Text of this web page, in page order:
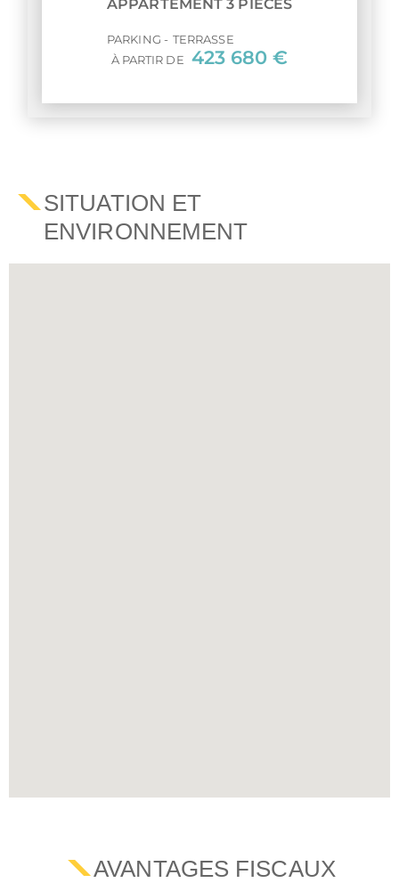
APPARTEMENT 3 PIÈCES
PARKING
TERRASSE
À PARTIR DE 423 680 €
SITUATION ET
ENVIRONNEMENT
AVANTAGES FISCAUX